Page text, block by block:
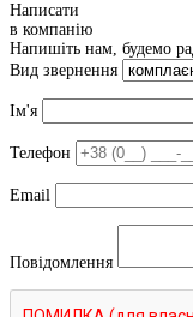
Написати
в компанію
Напишіть нам, будемо
Вид звернення
Ім'я
Телефон
Email
Повідомлення